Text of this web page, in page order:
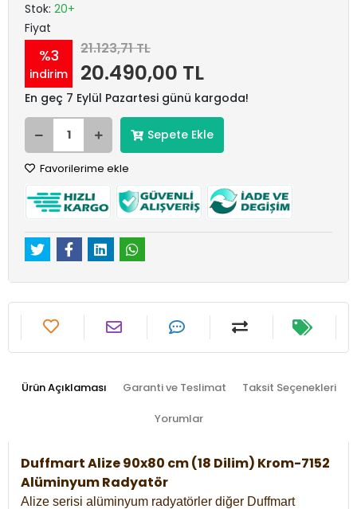
Stok: 20+
Fiyat
%3
indirim
21.123,71 TL
20.490,00 TL
En geç 7 Eylül Pazartesi günü kargoda!
Sepete Ekle
Favorilerime ekle
Ürün Açıklaması Garanti ve Teslimat Taksit Seçenekleri
Yorumlar
Duffmart Alize 90x80 cm (18 Dilim) Krom-7152
Alüminyum Radyatör
Alize serisi alüminyum radyatörler diğer Duffmart